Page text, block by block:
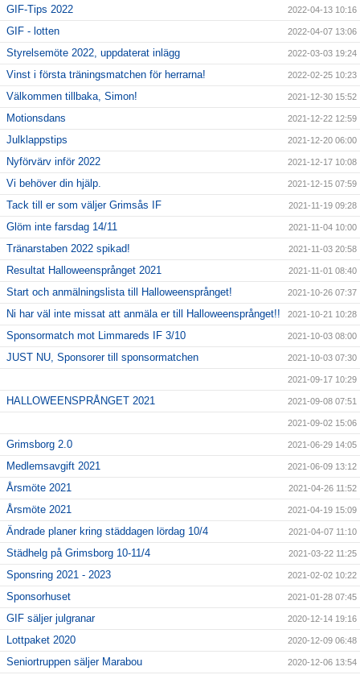
GIF-Tips 2022 2022-04-13 10:16
GIF - lotten 2022-04-07 13:06
Styrelsemöte 2022, uppdaterat inlägg 2022-03-03 19:24
Vinst i första träningsmatchen för herrarna! 2022-02-25 10:23
Välkommen tillbaka, Simon! 2021-12-30 15:52
Motionsdans 2021-12-22 12:59
Julklappstips 2021-12-20 06:00
Nyförvärv inför 2022 2021-12-17 10:08
Vi behöver din hjälp. 2021-12-15 07:59
Tack till er som väljer Grimsås IF 2021-11-19 09:28
Glöm inte farsdag 14/11 2021-11-04 10:00
Tränarstaben 2022 spikad! 2021-11-03 20:58
Resultat Halloweensprånget 2021 2021-11-01 08:40
Start och anmälningslista till Halloweensprånget! 2021-10-26 07:37
Ni har väl inte missat att anmäla er till Halloweensprånget!! 2021-10-21 10:28
Sponsormatch mot Limmareds IF 3/10 2021-10-03 08:00
JUST NU, Sponsorer till sponsormatchen 2021-10-03 07:30
2021-09-17 10:29
HALLOWEENSPRÅNGET 2021 2021-09-08 07:51
2021-09-02 15:06
Grimsborg 2.0 2021-06-29 14:05
Medlemsavgift 2021 2021-06-09 13:12
Årsmöte 2021 2021-04-26 11:52
Årsmöte 2021 2021-04-19 15:09
Ändrade planer kring städdagen lördag 10/4 2021-04-07 11:10
Städhelg på Grimsborg 10-11/4 2021-03-22 11:25
Sponsring 2021 - 2023 2021-02-02 10:22
Sponsorhuset 2021-01-28 07:45
GIF säljer julgranar 2020-12-14 19:16
Lottpaket 2020 2020-12-09 06:48
Seniortruppen säljer Marabou 2020-12-06 13:54